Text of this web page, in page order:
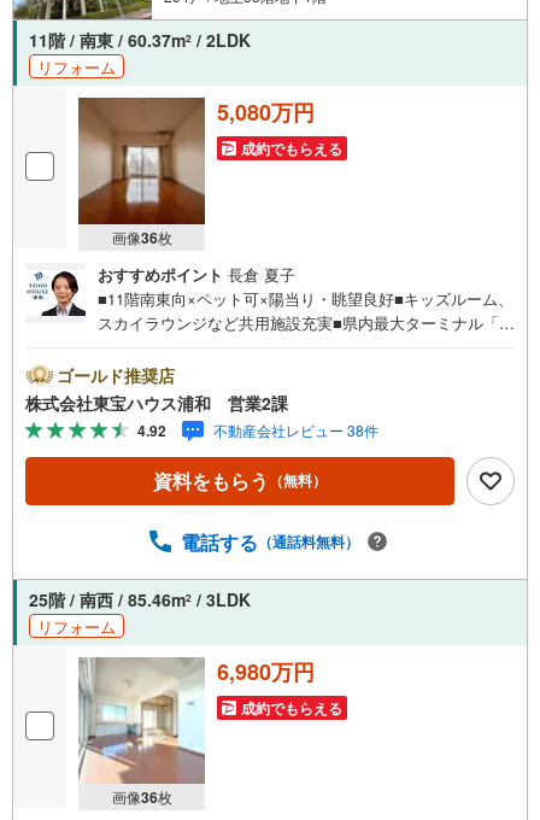
11階 / 南東 / 60.37m2 / 2LDK
リフォーム
画像36枚
5,080万円
成約でもらえる
おすすめポイント 長倉 夏子
■11階南東向×ペット可×陽当り・眺望良好■キッズルーム、
スカイラウンジなど共用施設充実■県内最大ターミナル「大
時間帯はお電話でのお問い合わせがスムーズにご案内でき
ますぜひお気軽にご連絡下さい！東宝ハウスライフソリュ
ーションズグループ 東宝ハウス浦和 特別提携金利〔一
例〕東宝ハウス浦和の住宅ローン■変動金利全期間引下げプ
ラン⇒住宅ローン金利優遇割の最大適用《0.89％》と某信
用金庫金利1.275％の比較借入金4000万円返済期間35年の
要件があります）◇TOHO HOUSE CLUBで生涯の安心をお
プランニング、かけつけサポート、Club Offプレミアムなど
多彩なサービスがございます
ゴールド推奨店
株式会社東宝ハウス浦和 営業2課
4.92 不動産会社レビュー 38件
資料をもらう （無料）
電話する （通話料無料）
25階 / 南西 / 85.46m2 / 3LDK
リフォーム
画像36枚
6,980万円
成約でもらえる